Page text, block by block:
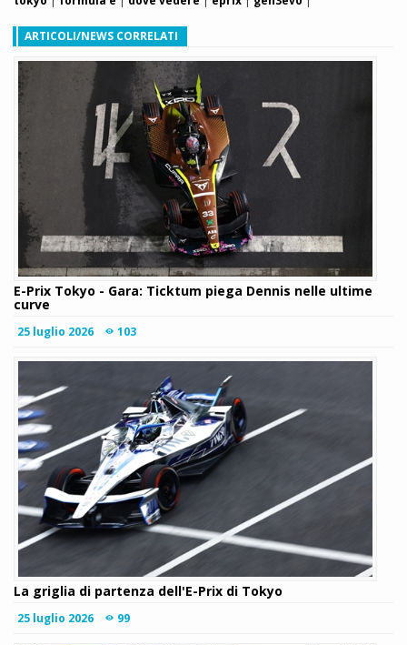
ARTICOLI/NEWS CORRELATI
E-Prix Tokyo - Gara: Ticktum piega Dennis nelle ultime
curve
25 luglio 2026 103
La griglia di partenza dell'E-Prix di Tokyo
25 luglio 2026 99